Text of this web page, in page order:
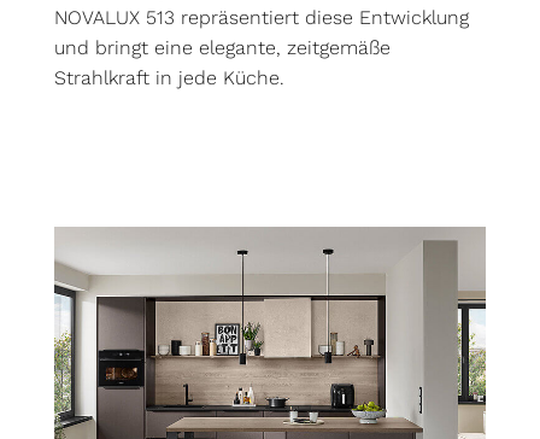
NOVALUX 513 repräsentiert diese Entwicklung
und bringt eine elegante, zeitgemäße
Strahlkraft in jede Küche.